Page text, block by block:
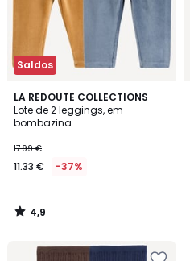
Saldos
LA REDOUTE COLLECTIONS
Lote de 2 leggings, em
bombazina
€
em
de
17.99
17.99 €
11.33 € -37%
4,9
/ 5
4,9
/